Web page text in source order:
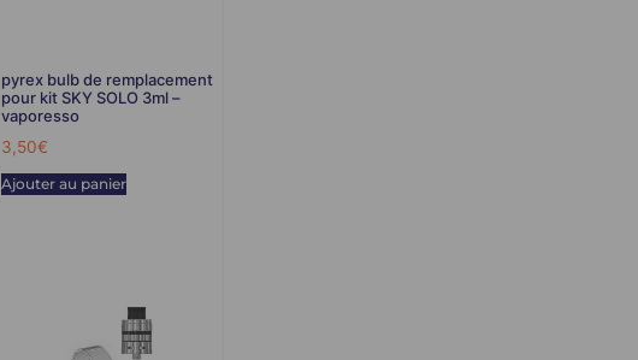
pyrex bulb de remplacement
pour kit SKY SOLO 3ml –
vaporesso
3,50€
Ajouter au panier